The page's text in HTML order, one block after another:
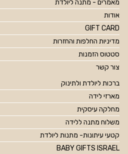
מאמרים - מתנה ליולדת
אודות
GIFT CARD
מדיניות החלפות והחזרות
סטטוס הזמנות
צור קשר
ברכות ליולדת ולתינוק
מארזי לידה
מחלקה עיסקית
משלוח מתנה ללידה
קטעי עיתונות- מתנות ליולדת
BABY GIFTS ISRAEL